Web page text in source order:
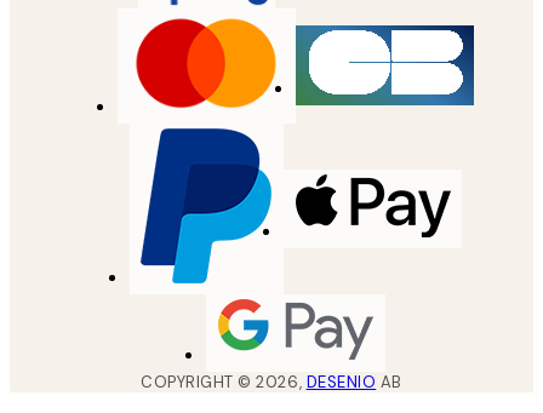
COPYRIGHT ©2026, DESENIO AB